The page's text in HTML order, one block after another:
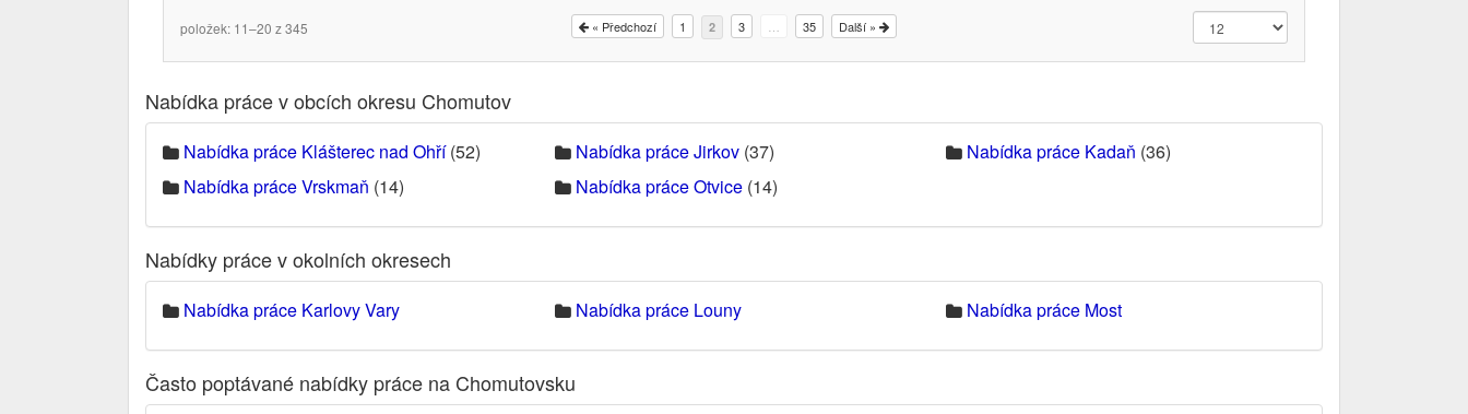
položek: 11–20 z 345 « Předchozí 1 2 3 35 Další »
Nabídka práce v obcích okresu Chomutov
Nabídka práce Klášterec nad Ohří(52) Nabídka práce Jirkov(37) Nabídka práce Kadaň (36)
Nabídka práce Vrskmaň (14) Nabídka práce Otvice(14)
Nabídky práce v okolních okresech
Nabídka práce Karlovy Vary Nabídka práce Louny Nabídka práce Most
Často poptávané nabídky práce na Chomutovsku